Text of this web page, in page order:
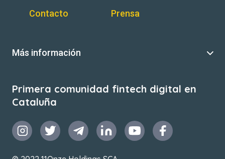
Contacto Prensa
Más información
Primera comunidad fintech digital en
Cataluña